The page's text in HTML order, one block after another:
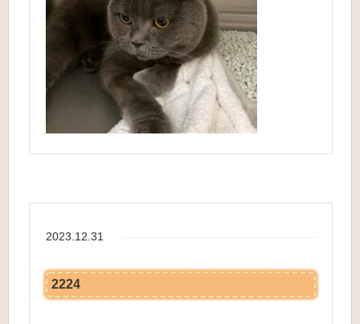
2023.12.31
2224